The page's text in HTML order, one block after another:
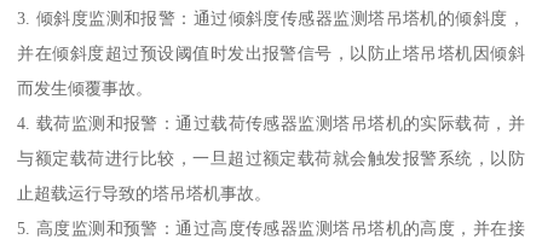
3. 倾斜度监测和报警：通过倾斜度传感器监测塔吊塔机的倾斜度，
并在倾斜度超过预设阈值时发出报警信号，以防止塔吊塔机因倾斜
而发生倾覆事故。
4. 载荷监测和报警：通过载荷传感器监测塔吊塔机的实际载荷，并
与额定载荷进行比较，一旦超过额定载荷就会触发报警系统，以防
止超载运行导致的塔吊塔机事故。
5. 高度监测和预警：通过高度传感器监测塔吊塔机的高度，并在接